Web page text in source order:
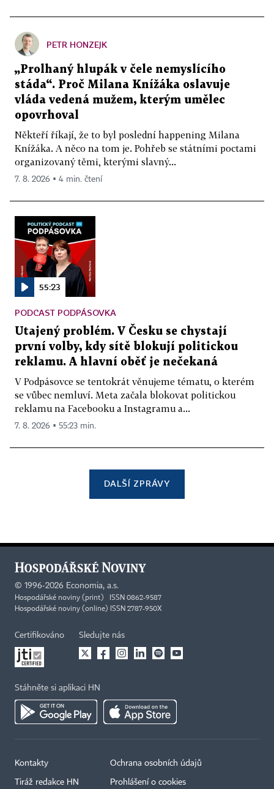
PETR HONZEJK
„Prolhaný hlupák v čele nemyslícího
stáda“. Proč Milana Knížáka oslavuje
vláda vedená mužem, kterým umělec
opovrhoval
Někteří říkají, že to byl poslední happening Milana
Knížáka. A něco na tom je. Pohřeb se státními poctami
organizovaný těmi, kterými slavný...
7. 8. 2026 ▪ 4 min. čtení
55:23
PODCAST PODPÁSOVKA
Utajený problém. V Česku se chystají
první volby, kdy sítě blokují politickou
reklamu. A hlavní oběť je nečekaná
V Podpásovce se tentokrát věnujeme tématu, o kterém
se vůbec nemluví. Meta začala blokovat politickou
reklamu na Facebooku a Instagramu a...
7. 8. 2026 ▪ 55:23 min.
DALŠÍ ZPRÁVY
© 1996-2026 Economia, a.s.
Hospodářské noviny (print) ISSN 0862-9587
Hospodářské noviny (online) ISSN 2787-950X
Certifikováno Sledujte nás
Stáhněte si aplikaci HN
Kontakty
Tiráž redakce HN
Ochrana osobních údajů
Prohlášení o cookies